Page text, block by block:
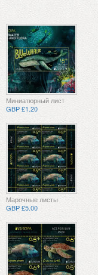
Миниатюрный лист
GBP £1.20
Марочные листы
GBP £5.00